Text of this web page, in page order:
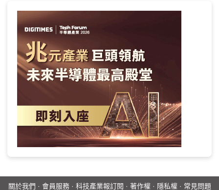
關於我們 · 會員服務· 科技產業報訂閱 · 著作權· 隱私權· 常見問題